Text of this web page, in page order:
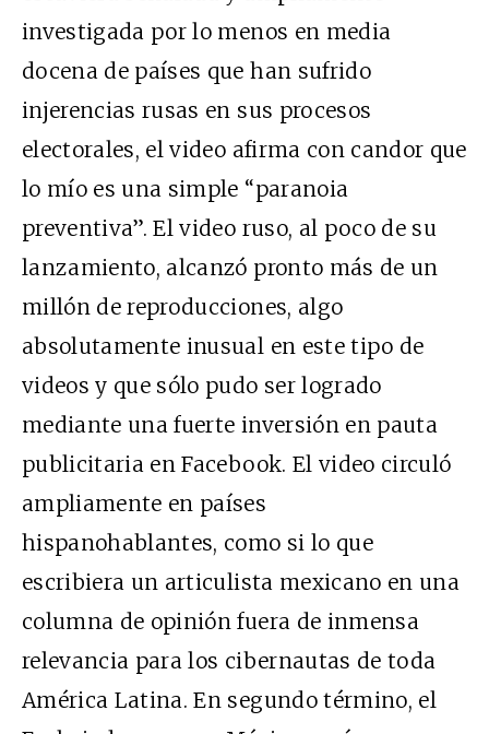
investigada por lo menos en media
docena de países que han sufrido
injerencias rusas en sus procesos
electorales, el video afirma con candor que
lo mío es una simple “paranoia
preventiva”. El video ruso, al poco de su
lanzamiento, alcanzó pronto más de un
millón de reproducciones, algo
absolutamente inusual en este tipo de
videos y que sólo pudo ser logrado
mediante una fuerte inversión en pauta
publicitaria en Facebook. El video circuló
ampliamente en países
hispanohablantes, como si lo que
escribiera un articulista mexicano en una
columna de opinión fuera de inmensa
relevancia para los cibernautas de toda
América Latina. En segundo término, el